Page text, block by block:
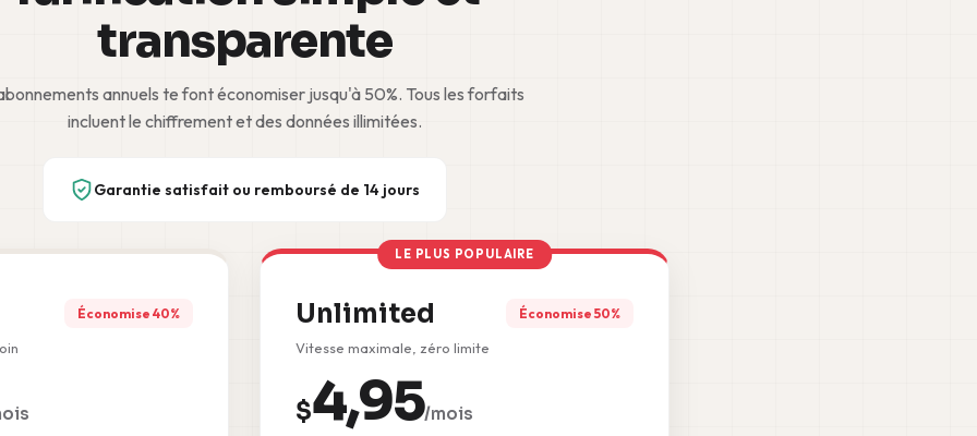
transparente
annuels te font économiser jusqu'à 50%. Tous les forfaits
incluent le chiffrement et des données illimitées.
Garantie satisfait ou remboursé de 14 jours
Économise 40%
LE PLUS POPULAIRE
Unlimited Économise 50%
Vitesse maximale, zéro limite
$4,95/mois